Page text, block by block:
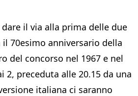
il via alla prima delle due
70esimo anniversario della
del concorso nel 1967 e nel
2, preceduta alle 20.15 da una
italiana ci saranno